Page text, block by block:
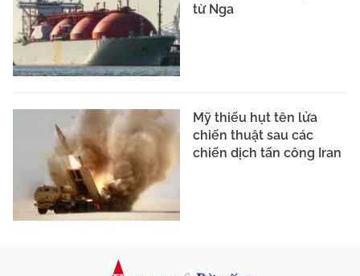
từ Nga
Mỹ thiếu hụt tên lửa
chiến thuật sau các
chiến dịch tấn công Iran